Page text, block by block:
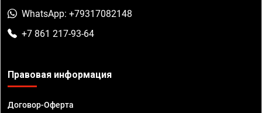
WhatsApp: +79317082148
+7 861 217-93-64
Правовая информация
Договор-Оферта